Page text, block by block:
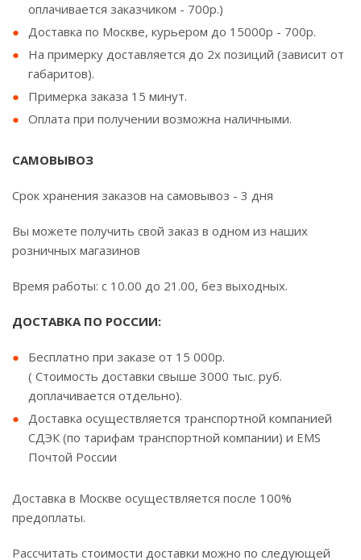
оплачивается заказчиком - 700р.)
Доставка по Москве, курьером до 15000р - 700р.
На примерку доставляется до 2х позиций (зависит от
габаритов).
Примерка заказа 15 минут.
Оплата при получении возможна наличными.
САМОВЫВОЗ
Срок хранения заказов на самовывоз - 3 дня
Вы можете получить свой заказ в одном из наших
розничных магазинов
Время работы: с 10.00 до 21.00, без выходных.
ДОСТАВКА ПО РОССИИ:
Бесплатно при заказе от 15 000р.
( Стоимость доставки свыше 3000 тыс. руб.
доплачивается отдельно).
Доставка осуществляется транспортной компанией
СДЭК (по тарифам транспортной компании) и EMS
Почтой России
Доставка в Москве осуществляется после 100%
предоплаты.
Рассчитать стоимости доставки можно по следующей